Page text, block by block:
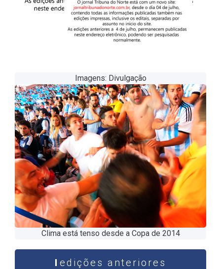
Imagens: Divulgação
Clima está tenso desde a Copa de 2014
edições anteriores